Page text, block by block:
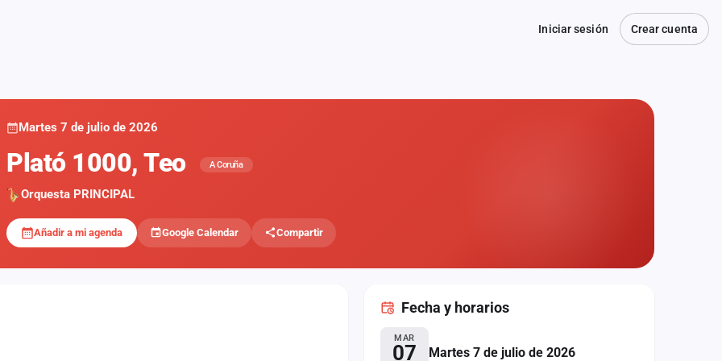
Iniciar sesión Crear cuenta
Martes 7 de julio de 2026
Plató 1000, Teo A Coruña
Orquesta PRINCIPAL
Añadir a mi agenda Google Calendar Compartir
Fecha y horarios
MAR
07 Martes 7 de julio de 2026